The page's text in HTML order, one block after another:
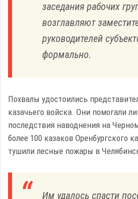
заседания рабочих
возглавляют
руководителей
формально.
Похвалы удостоились
казачьего войска. Они помогали
последствия наводнения на
более 100 казаков Оренбургского
тушили лесные пожары в
Им удалось спасти